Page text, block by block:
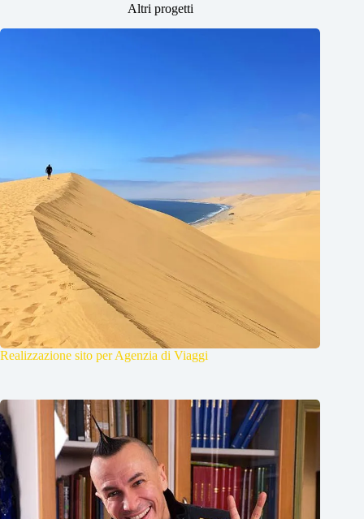
Altri progetti
Realizzazione sito per Agenzia di Viaggi